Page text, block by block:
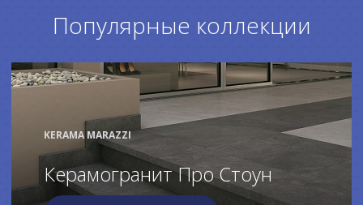
Популярные коллекции
KERAMA MARAZZI
Керамогранит Про Стоун